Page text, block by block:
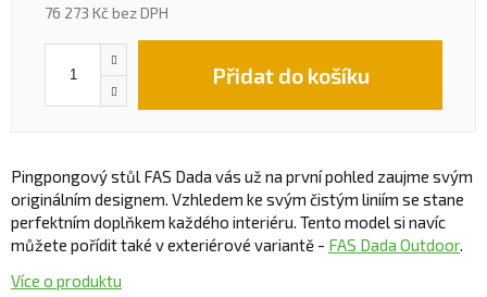
76 273 Kč bez DPH
Přidat do košíku
Pingpongový stůl FAS Dada vás už na první pohled zaujme svým
originálním designem. Vzhledem ke svým čistým liniím se stane
perfektním doplňkem každého interiéru. Tento model si navíc
můžete pořídit také v exteriérové variantě - FAS Dada Outdoor.
Více o produktu